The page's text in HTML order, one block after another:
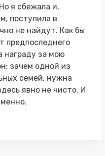
я сбежала и,
поступила в
не найдут. Как бы
предпоследнего
награду за мою
зачем одной из
семей, нужна
явно не чисто. И